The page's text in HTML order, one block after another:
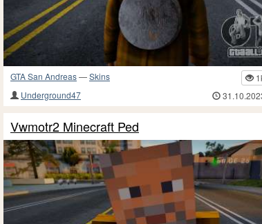
GTA San Andreas—Skins
Underground47
Vwmotr2 Minecraft Ped